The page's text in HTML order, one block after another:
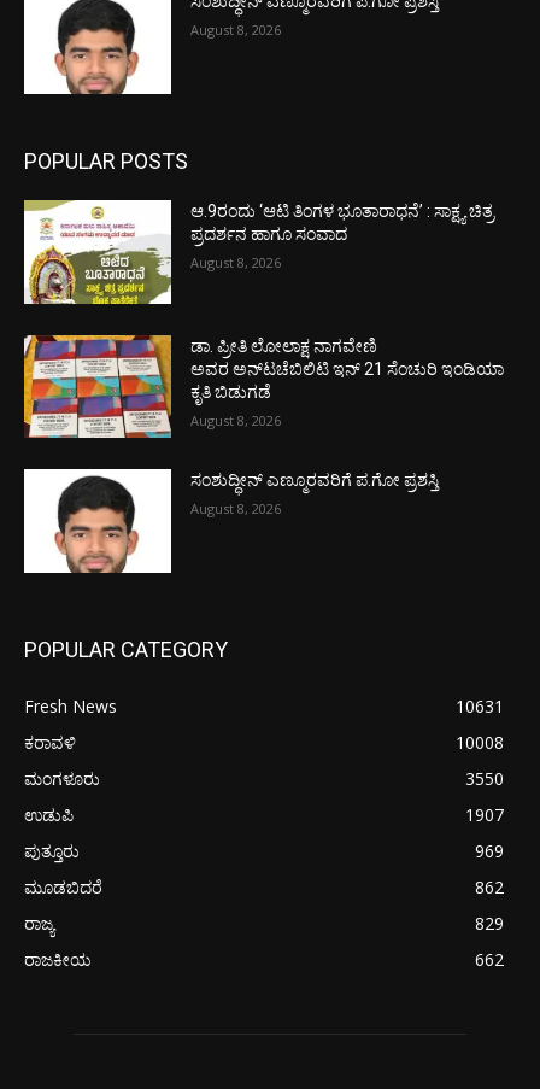
August 8, 2026
POPULAR POSTS
ಆ.9ರಂದು ‘ಆಟಿ ತಿಂಗಳ ಭೂತಾರಾಧನೆ’ : ಸಾಕ್ಷ್ಯ ಚಿತ್ರ
ಪ್ರದರ್ಶನ ಹಾಗೂ ಸಂವಾದ
August 8, 2026
ಡಾ. ಪ್ರೀತಿ ಲೋಲಾಕ್ಷ ನಾಗವೇಣಿ
ಅವರ ಅನ್‌ಟಚೆಬಿಲಿಟಿ ಇನ್ 21 ಸೆಂಚುರಿ ಇಂಡಿಯಾ
ಕೃತಿ ಬಿಡುಗಡೆ
August 8, 2026
ಸಂಶುದ್ಧೀನ್ ಎಣ್ಮೂರವರಿಗೆ ಪ.ಗೋ ಪ್ರಶಸ್ತಿ
August 8, 2026
POPULAR CATEGORY
Fresh News
10631
ಕರಾವಳಿ
10008
ಮಂಗಳೂರು
3550
ಉಡುಪಿ
1907
ಪುತ್ತೂರು
969
ಮೂಡಬಿದರೆ
862
ರಾಜ್ಯ
829
ರಾಜಕೀಯ
662